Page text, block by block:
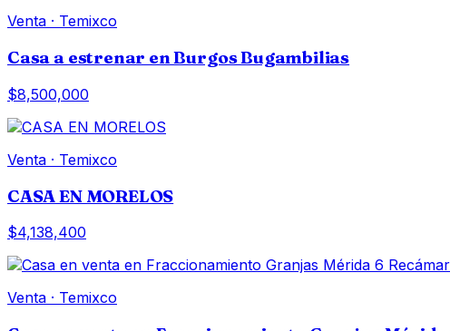
Venta · Temixco
Casa a estrenar en Burgos Bugambilias
$8,500,000
Venta · Temixco
CASA EN MORELOS
$4,138,400
Venta · Temixco